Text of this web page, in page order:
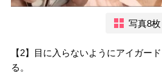
写真8枚
【2】目に入らないようにアイガー
る。